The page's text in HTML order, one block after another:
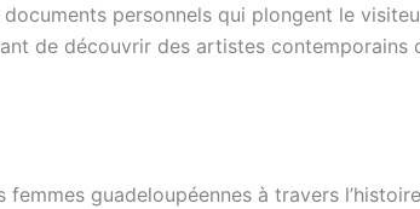
personnels qui plongent le
de découvrir des artistes contemporains
guadeloupéennes à travers